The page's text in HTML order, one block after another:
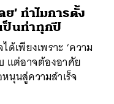
’ ทำไมการตั้ง
ป็นท่าทุกปี
ด้เพียงเพราะ ‘ความ
แต่อาจต้องอาศัย
นุนสู่ความสำเร็จ